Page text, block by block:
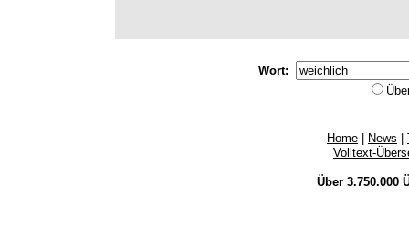
Wort:
Home News
Volltext-
Über 3.750.000